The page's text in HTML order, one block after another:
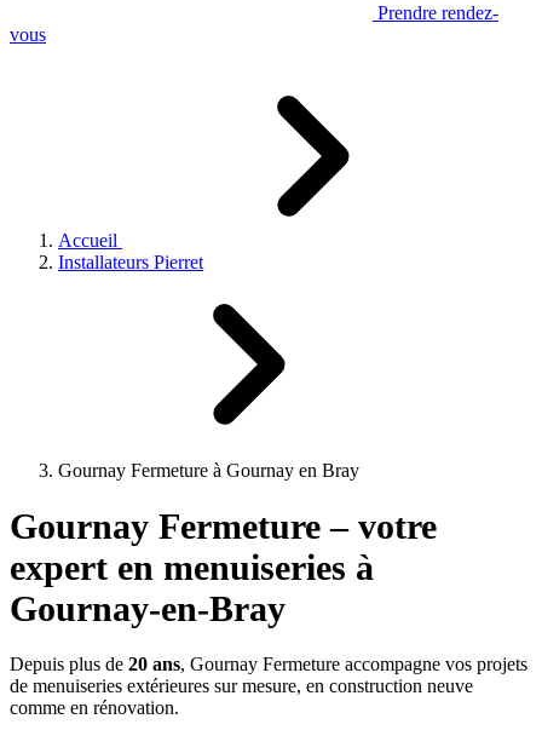
Prendre rendez-
vous
Accueil
Installateurs Pierret
Gournay Fermeture à Gournay en Bray
Gournay Fermeture – votre
expert en menuiseries à
Gournay-en-Bray
Depuis plus de 20 ans, Gournay Fermeture accompagne vos projets
de menuiseries extérieures sur mesure, en construction neuve
comme en rénovation.